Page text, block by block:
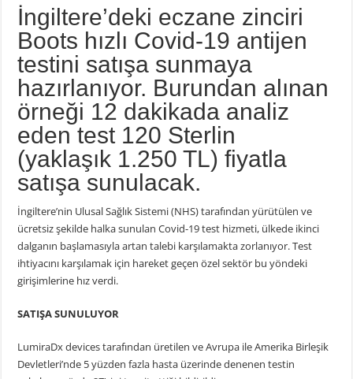
İngiltere’deki eczane zinciri
Boots hızlı Covid-19 antijen
testini satışa sunmaya
hazırlanıyor. Burundan alınan
örneği 12 dakikada analiz
eden test 120 Sterlin
(yaklaşık 1.250 TL) fiyatla
satışa sunulacak.
İngiltere’nin Ulusal Sağlık Sistemi (NHS) tarafından yürütülen ve
ücretsiz şekilde halka sunulan Covid-19 test hizmeti, ülkede ikinci
dalganın başlamasıyla artan talebi karşılamakta zorlanıyor. Test
ihtiyacını karşılamak için hareket geçen özel sektör bu yöndeki
girişimlerine hız verdi.
SATIŞA SUNULUYOR
LumiraDx devices tarafından üretilen ve Avrupa ile Amerika Birleşik
Devletleri’nde 5 yüzden fazla hasta üzerinde denenen testin